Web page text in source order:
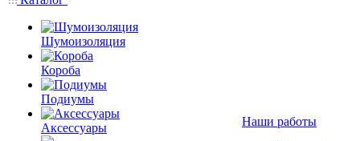
Шумоизоляция
Короба
Подиумы
Аксессуары
Наши работы